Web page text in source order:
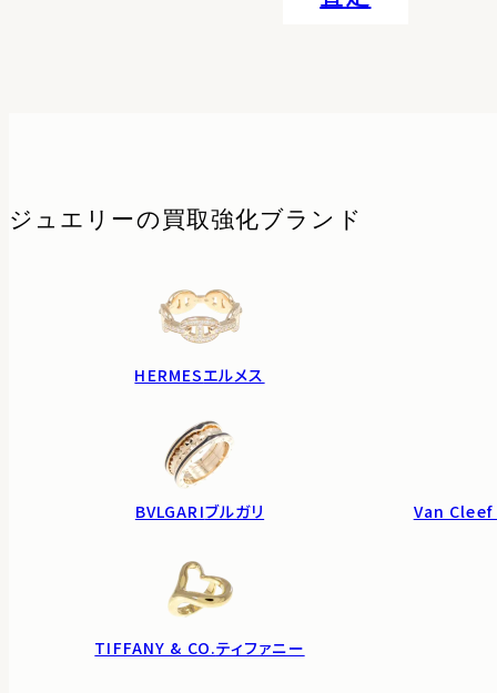
ジュエリーの 買取強化ブランド
HERMESエルメス
BVLGARIブルガリ Van
TIFFANY & CO.ティファニー